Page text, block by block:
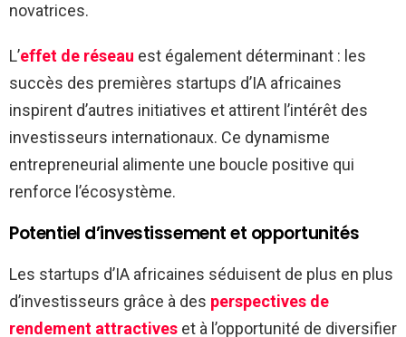
novatrices.
L’effet de réseau est également déterminant : les
succès des premières startups d’IA africaines
inspirent d’autres initiatives et attirent l’intérêt des
investisseurs internationaux. Ce dynamisme
entrepreneurial alimente une boucle positive qui
renforce l’écosystème.
Potentiel d’investissement et opportunités
Les startups d’IA africaines séduisent de plus en plus
d’investisseurs grâce à des perspectives de
rendement attractives et à l’opportunité de diversifier